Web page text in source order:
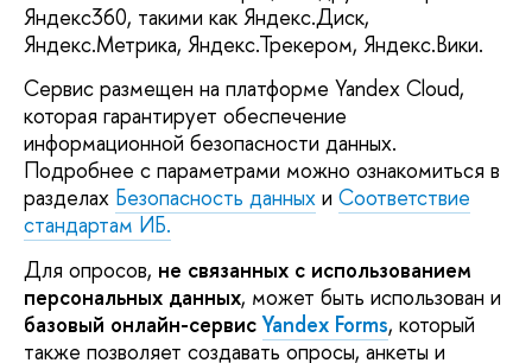
Яндекс360, такими как Яндекс.Диск,
Яндекс.Метрика, Яндекс.Трекером, Яндекс.Вики.
Сервис размещен на платформе Yandex Cloud,
которая гарантирует обеспечение
информационной безопасности данных.
Подробнее с параметрами можно ознакомиться в
разделах Безопасность данных и Соответствие
стандартам ИБ.
Для опросов, не связанных с использованием
персональных данных, может быть использован и
базовый онлайн-сервисYandex Forms, который
также позволяет создавать опросы, анкеты и